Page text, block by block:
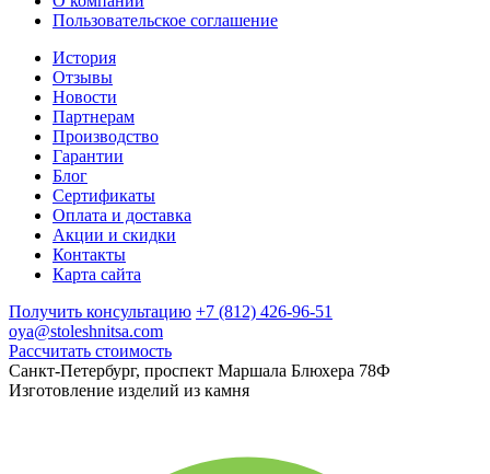
Пользовательское соглашение
История
Отзывы
Новости
Партнерам
Производство
Гарантии
Блог
Сертификаты
Оплата и доставка
Акции и скидки
Контакты
Карта сайта
Получить консультацию +7 (812) 426-96-51
oya@stoleshnitsa.com
Рассчитать стоимость
Санкт-Петербург, проспект Маршала Блюхера 78Ф
Изготовление изделий из камня